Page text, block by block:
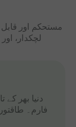
مستحکم اور قابل
لچکدار،
دنیا بھر
فارم۔